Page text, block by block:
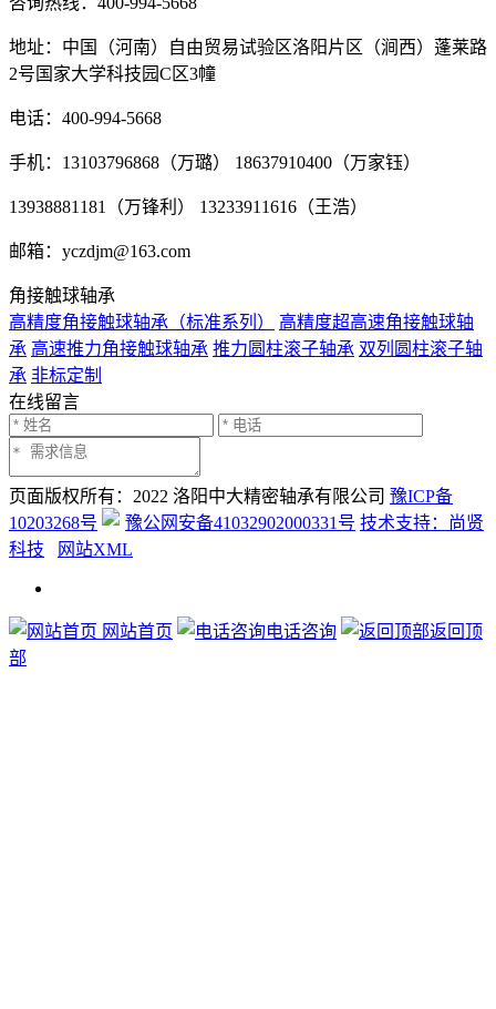
地址：中国（河南）自由贸易试验区洛阳片区（涧西）蓬莱路
2号国家大学科技园C区3幢
电话：400-994-5668
手机：13103796868（万璐） 18637910400（万家钰）
13938881181（万锋利） 13233911616（王浩）
邮箱：yczdjm@163.com
角接触球轴承
高精度角接触球轴承（标准系列）
高精度超高速角接触球轴
承 高速推力角接触球轴承 推力圆柱滚子轴承 双列圆柱滚子轴
承 非标定制
在线留言
页面版权所有：2022 洛阳中大精密轴承有限公司 豫ICP备
10203268号
豫公网安备41032902000331号 技术支持：尚贤
科技
网站XML
网站首页 电话咨询
返回顶
部